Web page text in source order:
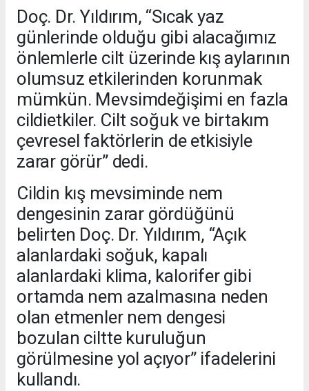
Doç. Dr. Yıldırım, “Sıcak yaz
günlerinde olduğu gibi alacağımız
önlemlerle cilt üzerinde kış aylarının
olumsuz etkilerinden korunmak
mümkün. Mevsimdeğişimi en fazla
cildietkiler. Cilt soğuk ve birtakım
çevresel faktörlerin de etkisiyle
zarar görür” dedi.
Cildin kış mevsiminde nem
dengesinin zarar gördüğünü
belirten Doç. Dr. Yıldırım, “Açık
alanlardaki soğuk, kapalı
alanlardaki klima, kalorifer gibi
ortamda nem azalmasına neden
olan etmenler nem dengesi
bozulan ciltte kuruluğun
görülmesine yol açıyor” ifadelerini
kullandı.